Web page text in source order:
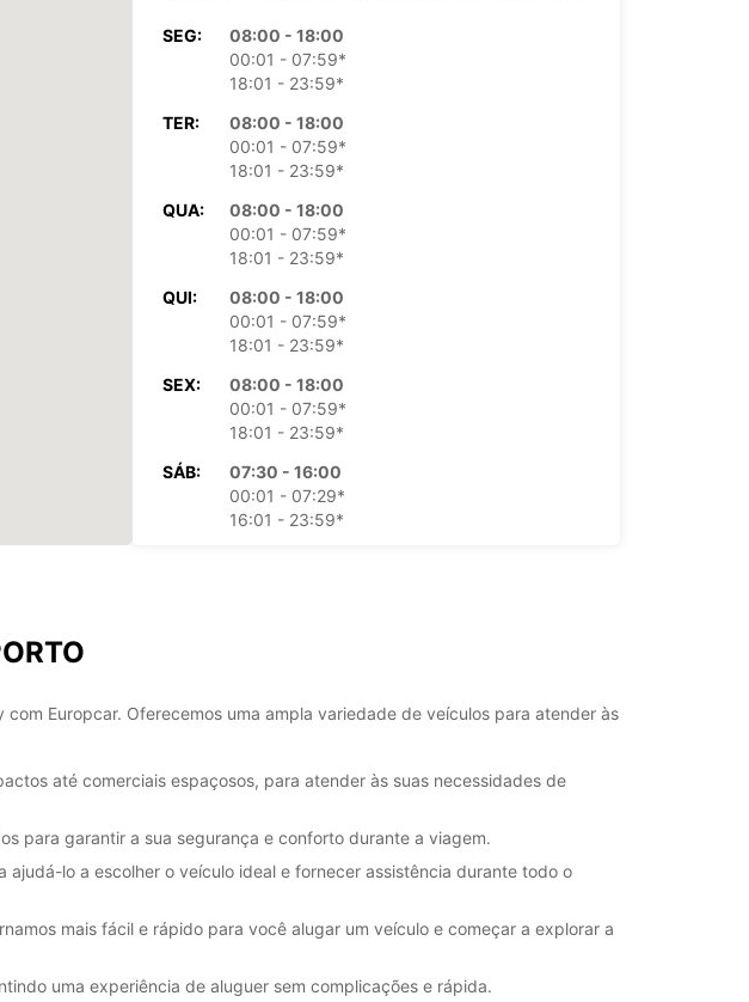
SEG:
08:00 - 18:00
00:01 - 07:59*
18:01 - 23:59*
TER:
08:00 - 18:00
00:01 - 07:59*
18:01 - 23:59*
QUA:
08:00 - 18:00
00:01 - 07:59*
18:01 - 23:59*
QUI:
08:00 - 18:00
00:01 - 07:59*
18:01 - 23:59*
SEX:
08:00 - 18:00
00:01 - 07:59*
18:01 - 23:59*
SÁB:
07:30 - 16:00
00:01 - 07:29*
16:01 - 23:59*
Europcar. Oferecemos uma ampla variedade de veículos para atender às
até comerciais espaçosos, para atender às suas necessidades de
para garantir a sua segurança e conforto durante a viagem.
lo a escolher o veículo ideal e fornecer assistência durante todo o
mais fácil e rápido para você alugar um veículo e começar a explorar a
uma experiência de aluguer sem complicações e rápida.